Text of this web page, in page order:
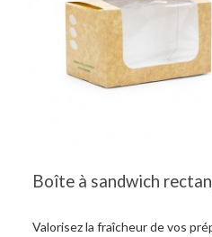
Boîte à sandwich
Valorisez la fraîcheur de vos